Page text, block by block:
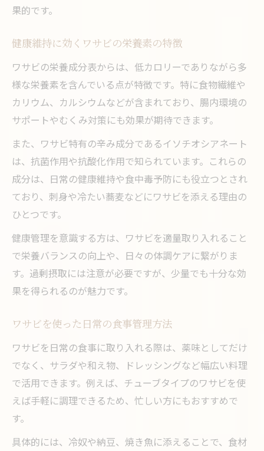
果的です。
健康維持に効くワサビの栄養素の特徴
ワサビの栄養成分表からは、低カロリーでありながら多
様な栄養素を含んでいる点が特徴です。特に食物繊維や
カリウム、カルシウムなどが含まれており、腸内環境の
サポートやむくみ対策にも効果が期待できます。
また、ワサビ特有の辛み成分であるイソチオシアネート
は、抗菌作用や抗酸化作用で知られています。これらの
成分は、日常の健康維持や食中毒予防にも役立つとされ
ており、刺身や冷たい蕎麦などにワサビを添える理由の
ひとつです。
健康管理を意識する方は、ワサビを適量取り入れること
で栄養バランスの向上や、日々の体調ケアに繋がりま
す。過剰摂取には注意が必要ですが、少量でも十分な効
果を得られるのが魅力です。
ワサビを使った日常の食事管理方法
ワサビを日常の食事に取り入れる際は、薬味としてだけ
でなく、サラダや和え物、ドレッシングなど幅広い料理
で活用できます。例えば、チューブタイプのワサビを使
えば手軽に調理できるため、忙しい方にもおすすめで
す。
具体的には、冷奴や納豆、焼き魚に添えることで、食材